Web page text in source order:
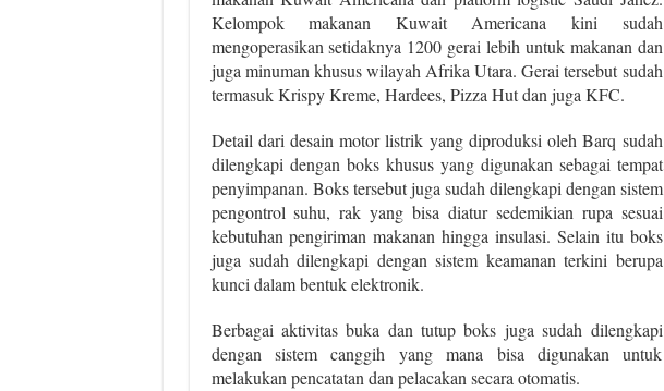
Kelompok makanan Kuwait Americana kini sudah
mengoperasikan setidaknya 1200 gerai lebih untuk makanan dan
juga minuman khusus wilayah Afrika Utara. Gerai tersebut sudah
termasuk Krispy Kreme, Hardees, Pizza Hut dan juga KFC.
Detail dari desain motor listrik yang diproduksi oleh Barq sudah
dilengkapi dengan boks khusus yang digunakan sebagai tempat
penyimpanan. Boks tersebut juga sudah dilengkapi dengan sistem
pengontrol suhu, rak yang bisa diatur sedemikian rupa sesuai
kebutuhan pengiriman makanan hingga insulasi. Selain itu boks
juga sudah dilengkapi dengan sistem keamanan terkini berupa
kunci dalam bentuk elektronik.
Berbagai aktivitas buka dan tutup boks juga sudah dilengkapi
dengan sistem canggih yang mana bisa digunakan untuk
melakukan pencatatan dan pelacakan secara otomatis.